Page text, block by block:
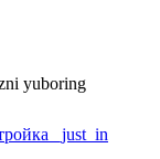
yuboring